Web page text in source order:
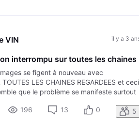
VIN il y a 3
interrompu sur toutes les chaines
se figent à nouveau avec
LES CHAINES REGARDEES et ceci
que le problème se manifeste surtout
196
13 0 5